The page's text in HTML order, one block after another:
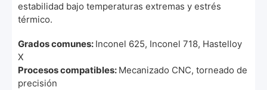
estabilidad bajo temperaturas extremas y estrés
térmico.
Grados comunes: Inconel 625, Inconel 718, Hastelloy
X
Procesos compatibles: Mecanizado CNC, torneado de
precisión